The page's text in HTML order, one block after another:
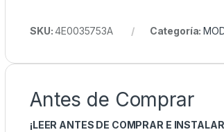
SKU:4E0035753A Categoría:
Antes de Comprar
¡LEER ANTES DE COMPRAR E